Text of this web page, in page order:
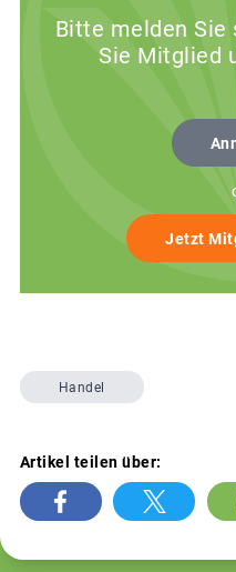
Bitte melden Sie
Sie Mitglied
Jetzt
Handel
Artikel teilen über: